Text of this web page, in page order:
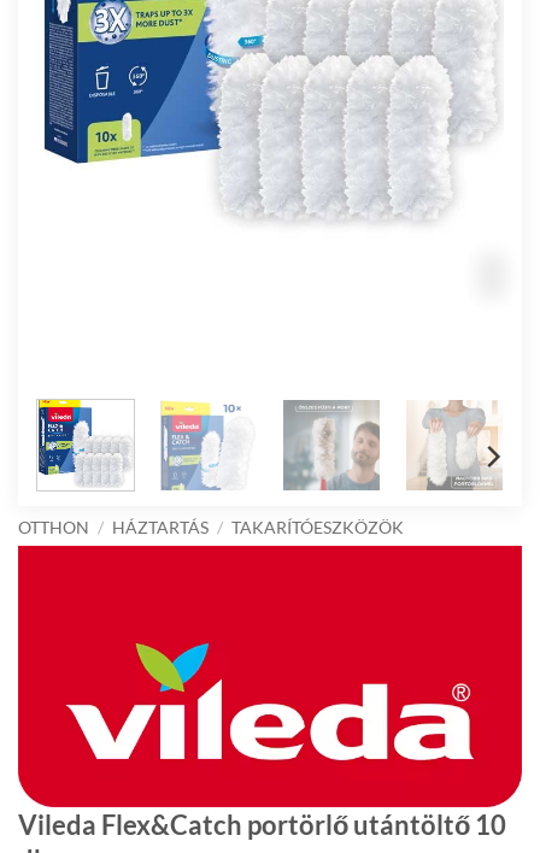
OTTHON / HÁZTARTÁS / TAKARÍTÓESZKÖZÖK
Vileda Flex&Catch portörlő utántöltő 10